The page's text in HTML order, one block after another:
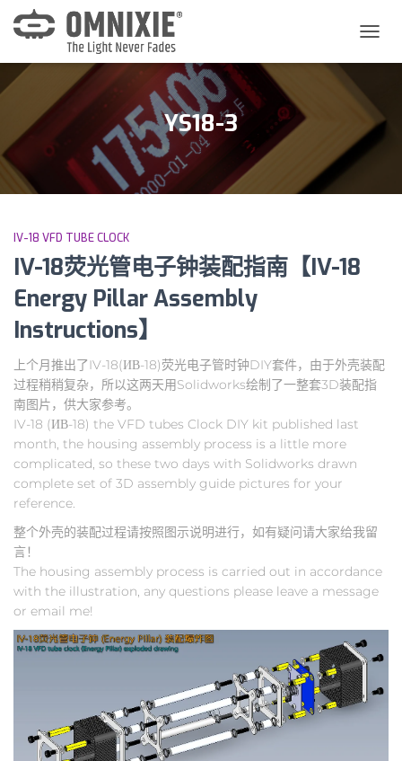
换
YS18-3
IV-18 VFD TUBE CLOCK
IV-18荧光管电子钟装配指南【IV-18
Energy Pillar Assembly
Instructions】
上个月推出了IV-18(ИВ-18)荧光电子管时钟DIY套件，由于外壳装配
过程稍稍复杂，所以这两天用Solidworks绘制了一整套3D装配指
南图片，供大家参考。
IV-18 (ИВ-18) the VFD tubes Clock DIY kit published last
month, the housing assembly process is a little more
complicated, so these two days with Solidworks drawn
complete set of 3D assembly guide pictures for your
reference.
整个外壳的装配过程请按照图示说明进行，如有疑问请大家给我留
言！
The housing assembly process is carried out in accordance
with the illustration, any questions please leave a message
or email me!